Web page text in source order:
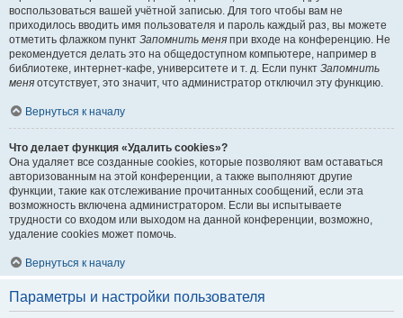
воспользоваться вашей учётной записью. Для того чтобы вам не
приходилось вводить имя пользователя и пароль каждый раз, вы можете
отметить флажком пункт Запомнить меня при входе на конференцию. Не
рекомендуется делать это на общедоступном компьютере, например в
библиотеке, интернет-кафе, университете и т. д. Если пункт Запомнить
меня отсутствует, это значит, что администратор отключил эту функцию.
Вернуться к началу
Что делает функция «Удалить cookies»?
Она удаляет все созданные cookies, которые позволяют вам оставаться
авторизованным на этой конференции, а также выполняют другие
функции, такие как отслеживание прочитанных сообщений, если эта
возможность включена администратором. Если вы испытываете
трудности со входом или выходом на данной конференции, возможно,
удаление cookies может помочь.
Вернуться к началу
Параметры и настройки пользователя